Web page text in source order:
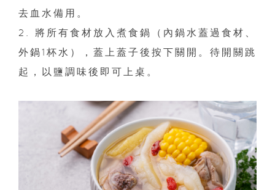
去血水備用。
2. 將所有食材放入煮食鍋（內鍋水蓋過食材、
外鍋1杯水），蓋上蓋子後按下關開。待開關跳
起，以鹽調味後即可上桌。